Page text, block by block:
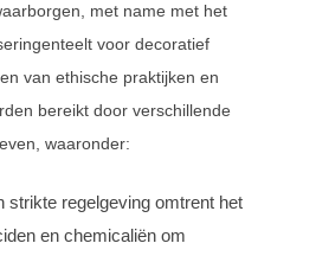
met name met het
voor decoratief
van ethische praktijken en
bereikt door verschillende
waaronder:
strikte regelgeving omtrent het
en chemicaliën om